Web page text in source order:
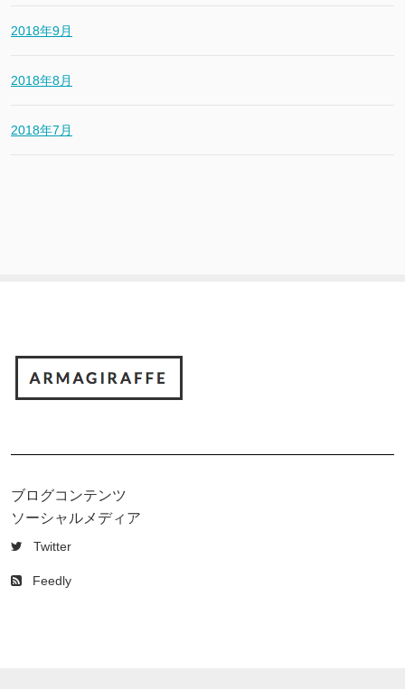
2018年9月
2018年8月
2018年7月
ブログコンテンツ
ソーシャルメディア
Twitter
Feedly